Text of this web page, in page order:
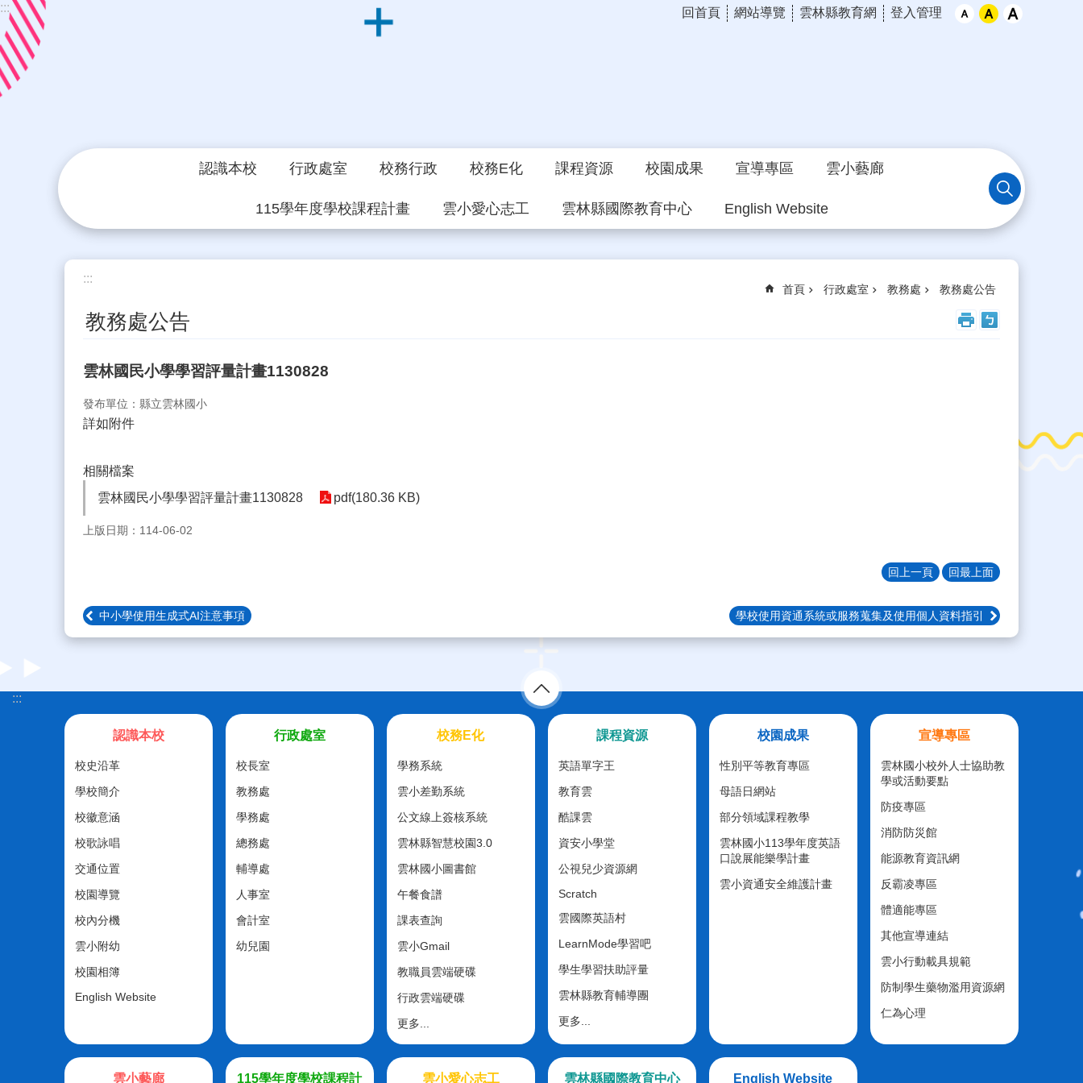
跳到主要內容區塊
::: 回首頁 網站導覽 雲林縣教育網 登入管理
認識本校 行政處室 校務行政 校務E化 課程資源 校園成果 宣導專區 雲小藝廊
115學年度學校課程計畫 雲小愛心志工 雲林縣國際教育中心 English Website
:::
首頁 行政處室 教務處 教務處公告
教務處公告
雲林國民小學學習評量計畫1130828
發布單位：縣立雲林國小
詳如附件
相關檔案
雲林國民小學學習評量計畫1130828
pdf(180.36 KB)
上版日期：114-06-02
回上一頁 回最上面
中小學使用生成式AI注意事項 學校使用資通系統或服務蒐集及使用個人資料指引
:::
認識本校
校史沿革
學校簡介
校徽意涵
校歌詠唱
交通位置
校園導覽
校內分機
雲小附幼
校園相簿
English Website
行政處室
校長室
教務處
學務處
總務處
輔導處
人事室
會計室
幼兒園
校務E化
學務系統
雲小差勤系統
公文線上簽核系統
雲林縣智慧校園3.0
雲林國小圖書館
午餐食譜
課表查詢
雲小Gmail
教職員雲端硬碟
行政雲端硬碟
更多...
課程資源
英語單字王
教育雲
酷課雲
資安小學堂
公視兒少資源網
Scratch
雲國際英語村
LearnMode學習吧
學生學習扶助評量
雲林縣教育輔導團
更多...
校園成果
性別平等教育專區
母語日網站
部分領域課程教學
雲林國小113學年度英語
口說展能樂學計畫
雲小資通安全維護計畫
宣導專區
雲林國小校外人士協助教
學或活動要點
防疫專區
消防防災館
能源教育資訊網
反霸凌專區
體適能專區
其他宣導連結
雲小行動載具規範
防制學生藥物濫用資源網
仁為心理
雲小藝廊 115學年度學校課程計 雲小愛心志工 雲林縣國際教育中心 English Website